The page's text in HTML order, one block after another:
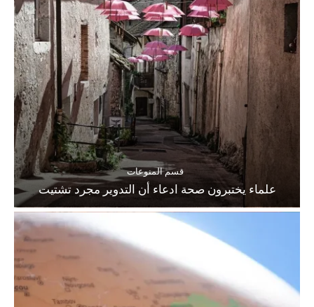
قسم المنوعات
علماء يختبرون صحة ادعاء أن التدوير مجرد تشتيت